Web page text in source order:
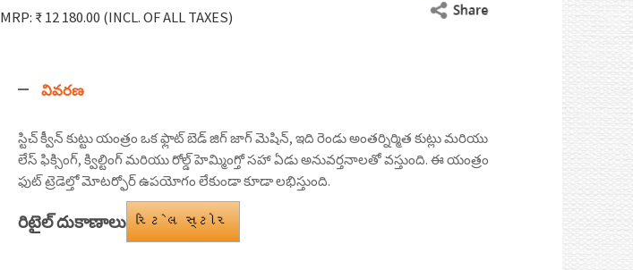
MRP: ₹ 12 180.00 (INCL. OF ALL TAXES)
k
i
r
h
p
వివరణ
స్టిచ్ క్వీన్ కుట్టు యంత్రం ఒక ఫ్లాట్ బెడ్ జిగ్ జాగ్ మెషిన్, ఇది రెండు అంతర్నిర్మిత కుట్లు మరియు
లేస్ ఫిక్సింగ్, క్విల్టింగ్ మరియు రోల్డ్ హెమ్మింగ్తో సహా ఏడు అనువర్తనాలతో వస్తుంది. ఈ యంత్రం
ఫుట్ ట్రెడెల్తో మోటర్ఫోర్ ఉపయోగం లేకుండా కూడా లభిస్తుంది.
రిటైల్ దుకాణాలు રિટેલ સ્ટોર